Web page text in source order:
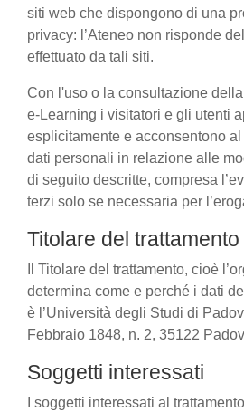
siti web che dispongono di una
privacy: l’Ateneo non risponde
effettuato da tali siti.
Con l'uso o la consultazione
e-Learning i visitatori e gli utenti
esplicitamente e acconsentono
dati personali in relazione alle
di seguito descritte, compresa
terzi solo se necessaria per
Titolare del trattamento
Il Titolare del trattamento, cioè
determina come e perché i dati
è l’Università degli Studi di
Febbraio 1848, n. 2, 35122
Soggetti interessati
I soggetti interessati al